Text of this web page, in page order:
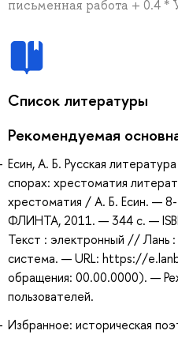
письменная работа + 0.4 *
Список литературы
Рекомендуемая
Есин, А. Б. Русская
спорах: хрестоматия
хрестоматия / А. Б. Есин. —
ФЛИНТА, 2011. — 344 с. —
Текст : электронный // Лань
система. — URL: https://
обращения: 00.00.0000). —
пользователей.
Избранное: историческая